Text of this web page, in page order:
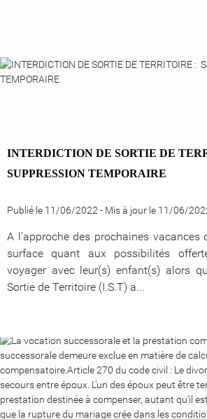
INTERDICTION DE SORTIE DE
SUPPRESSION TEMPORAIRE
Publié le 11/06/2022 - Mis à jour le 11/06/
A l’approche des prochaines vacances
surface quant aux possibilités
voyager avec leur(s) enfant(s) alors
Sortie de Territoire (I.S.T) a...